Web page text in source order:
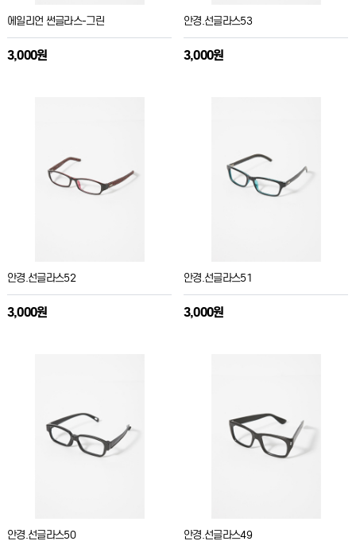
에일리언 썬글라스-그린
3,000원
안경.선글라스53
3,000원
안경.선글라스52
3,000원
안경.선글라스51
3,000원
안경.선글라스50 안경.선글라스49